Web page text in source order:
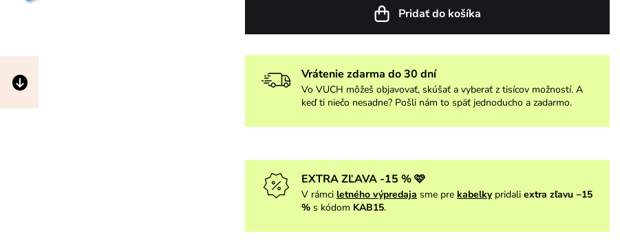
Pridať do košíka
Vrátenie zdarma do 30 dní
Vo VUCH môžeš objavovať, skúšať a vyberať z tisícov možností. A
keď ti niečo nesadne? Pošli nám to späť jednoducho a zadarmo.
EXTRA ZĽAVA -15 % 🩷
V rámci letného výpredaja sme pre kabelky pridali extra zľavu −15
%s kódom KAB15.